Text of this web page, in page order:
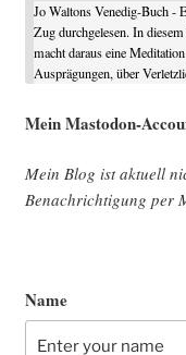
Jo Waltons Venedig-Buch -
Zug durchgelesen. In
macht daraus eine
Ausprägungen, über
Mein Mast­o­don-
Mein Blog ist aktu­ell
Benach­rich­ti­gung per
Name